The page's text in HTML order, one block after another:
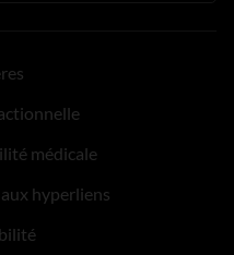
médicale
hyperliens